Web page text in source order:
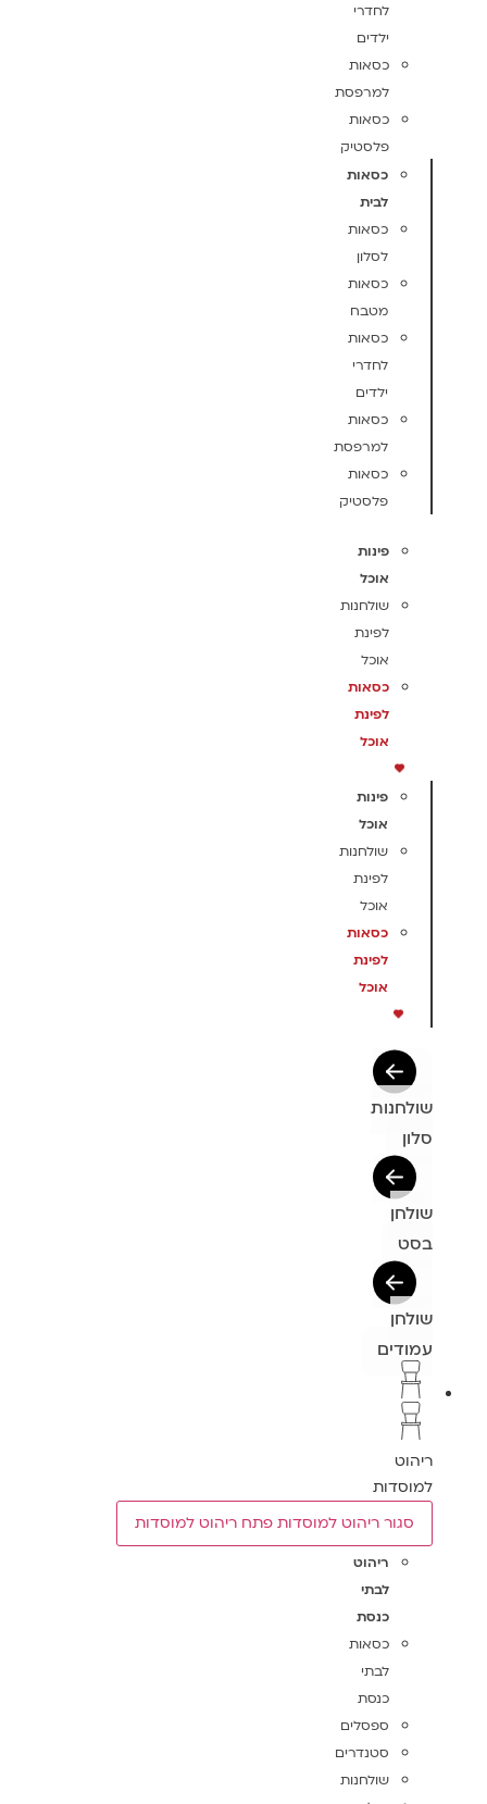
לחדרי
ילדים
כסאות
למרפסת
כסאות
פלסטיק
כסאות
לבית
כסאות
לסלון
כסאות
מטבח
כסאות
לחדרי
ילדים
כסאות
למרפסת
כסאות
פלסטיק
פינות
אוכל
שולחנות
לפינת
אוכל
כסאות
לפינת
אוכל
פינות
אוכל
שולחנות
לפינת
אוכל
כסאות
לפינת
אוכל
שולחנות
סלון
שולחן
בסט
שולחן
עמודים
ריהוט
למוסדות
סגור ריהוט למוסדות פתח ריהוט למוסדות
ריהוט
לבתי
כנסת
כסאות
לבתי
כנסת
ספסלים
סטנדרים
שולחנות